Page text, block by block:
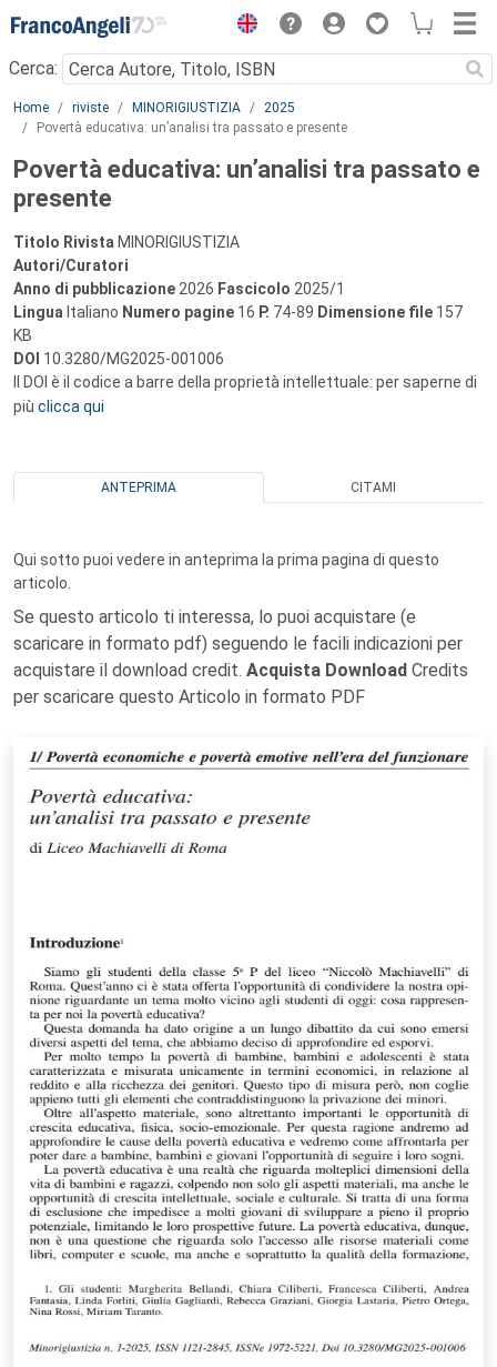
Menu
Cerca:
Main content
Home riviste MINORIGIUSTIZIA
2025
Povertà educativa: un’analisi tra passato e presente
Povertà educativa: un’analisi tra passato e
presente
Titolo Rivista MINORIGIUSTIZIA
Autori/Curatori
Anno di pubblicazione 2026 Fascicolo 2025/1
Lingua Italiano Numero pagine 16 P. 74-89 Dimensione file 157
KB
DOI 10.3280/MG2025-001006
Il DOI è il codice a barre della proprietà intellettuale: per saperne di
più clicca qui
ANTEPRIMA CITAMI
Qui sotto puoi vedere in anteprima la prima pagina di questo
articolo.
Se questo articolo ti interessa, lo puoi acquistare (e
scaricare in formato pdf) seguendo le facili indicazioni per
acquistare il download credit. Acquista Download Credits
per scaricare questo Articolo in formato PDF